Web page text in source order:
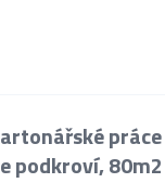
podkroví, 80m2